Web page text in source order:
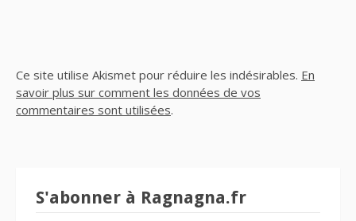
Ce site utilise Akismet pour réduire les indésirables. En
savoir plus sur comment les données de vos
commentaires sont utilisées.
S'abonner à Ragnagna.fr